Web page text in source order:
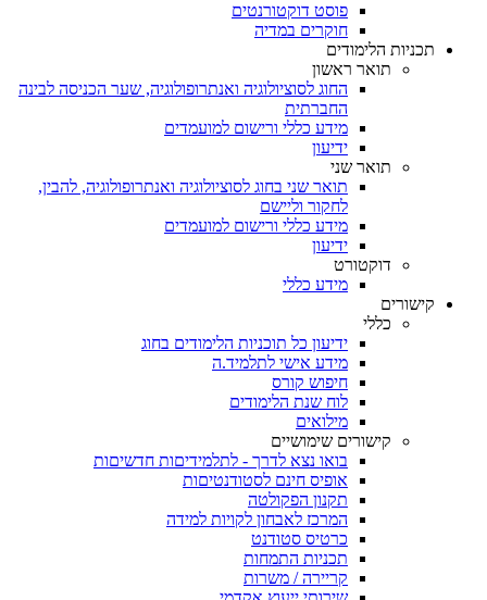
פוסט דוקטורנטים
חוקרים במדיה
תכניות הלימודים
תואר ראשון
החוג לסוציולוגיה ואנתרופולוגיה, שער הכניסה לבינה
החברתית
מידע כללי ורישום למועמדים
ידיעון
תואר שני
תואר שני בחוג לסוציולוגיה ואנתרופולוגיה, להבין,
לחקור וליישם
מידע כללי ורישום למועמדים
ידיעון
דוקטורט
מידע כללי
קישורים
כללי
ידיעון כל תוכניות הלימודים בחוג
מידע אישי לתלמיד.ה
חיפוש קורס
לוח שנת הלימודים
מילואים
קישורים שימושיים
בואו נצא לדרך - לתלמידיםות חדשיםות
אופיס חינם לסטודנטיםות
תקנון הפקולטה
המרכז לאבחון לקויות למידה
כרטיס סטודנט
תכניות התמחות
קריירה / משרות